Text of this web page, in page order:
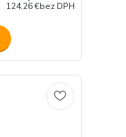
124,26 €bez DPH